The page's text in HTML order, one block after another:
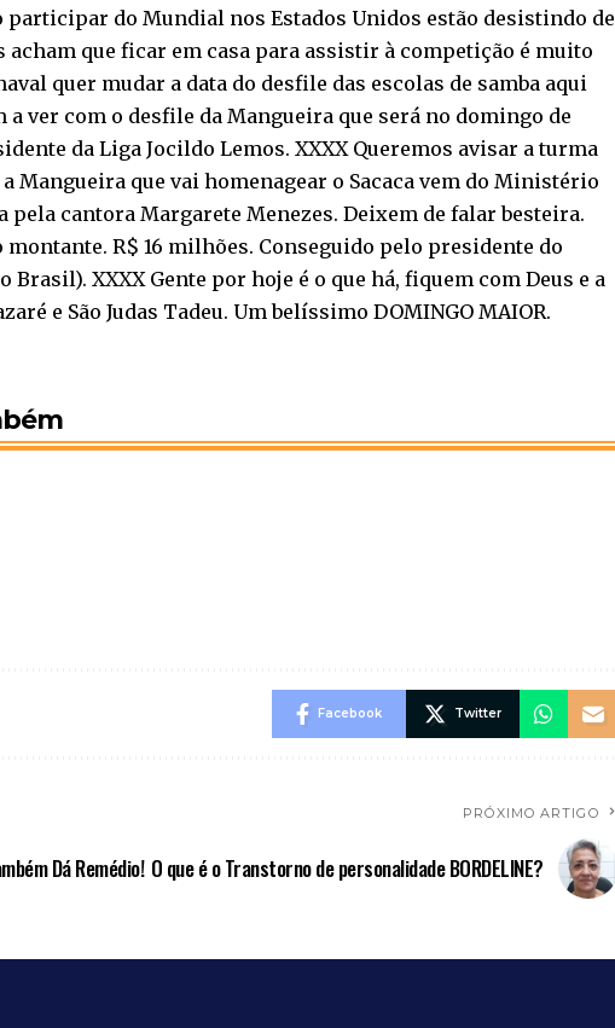
participar do Mundial nos Estados Unidos estão desistindo de
acham que ficar em casa para assistir à competição é muito
quer mudar a data do desfile das escolas de samba aqui
a ver com o desfile da Mangueira que será no domingo de
da Liga Jocildo Lemos. XXXX Queremos avisar a turma
Mangueira que vai homenagear o Sacaca vem do Ministério
pela cantora Margarete Menezes. Deixem de falar besteira.
montante. R$ 16 milhões. Conseguido pelo presidente do
XXXX Gente por hoje é o que há, fiquem com Deus e a
e São Judas Tadeu. Um belíssimo DOMINGO MAIOR.
Facebook Twitter
Dá Remédio!
PRÓXIMO ARTIGO
O que é o Transtorno de personalidade BORDELINE?